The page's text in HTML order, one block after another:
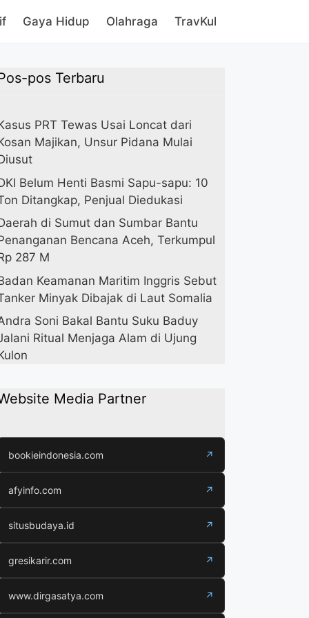
Gaya Hidup Olahraga TravKul
pos Terbaru
PRT Tewas Usai Loncat dari
Majikan, Unsur Pidana Mulai
Belum Henti Basmi Sapu-sapu: 10
Ditangkap, Penjual Diedukasi
di Sumut dan Sumbar Bantu
Bencana Aceh, Terkumpul
287 M
Keamanan Maritim Inggris Sebut
Minyak Dibajak di Laut Somalia
Soni Bakal Bantu Suku Baduy
Ritual Menjaga Alam di Ujung
Media Partner
bookieindonesia.com ↗
afyinfo.com ↗
situsbudaya.id ↗
gresikarir.com ↗
www.dirgasatya.com ↗